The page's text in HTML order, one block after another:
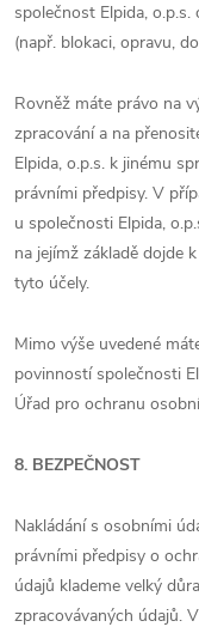
společnost Elpida,
(např. blokaci, opravu,
Rovněž máte právo na
zpracování a na
Elpida, o.p.s. k jinému
právními předpisy. V
u společnosti Elpida,
na jejímž základě dojde
tyto účely.
Mimo výše uvedené
povinností společnosti
Úřad pro ochranu
8. BEZPEČNOST
Nakládání s osobními
právními předpisy o
údajů klademe velký
zpracovávaných údajů.